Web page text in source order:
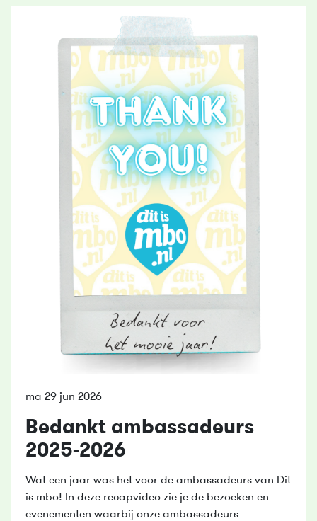
ma 29 jun 2026
Bedankt ambassadeurs
2025-2026
Wat een jaar was het voor de ambassadeurs van Dit
is mbo! In deze recapvideo zie je de bezoeken en
evenementen waarbij onze ambassadeurs